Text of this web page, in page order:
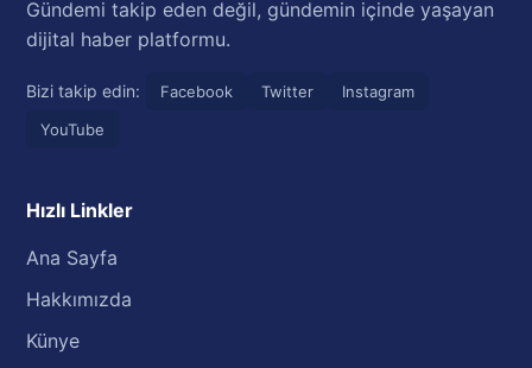
Gündemi takip eden değil, gündemin içinde yaşayan
dijital haber platformu.
Bizi takip edin: Facebook Twitter
Instagram
YouTube
Hızlı Linkler
Ana Sayfa
Hakkımızda
Künye